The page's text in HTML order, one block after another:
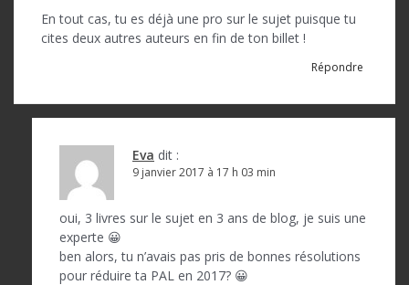
En tout cas, tu es déjà une pro sur le sujet puisque tu
cites deux autres auteurs en fin de ton billet !
Répondre
Eva dit :
9 janvier 2017 à 17 h 03 min
oui, 3 livres sur le sujet en 3 ans de blog, je suis une
experte 😀
ben alors, tu n’avais pas pris de bonnes résolutions
pour réduire ta PAL en 2017? 😀